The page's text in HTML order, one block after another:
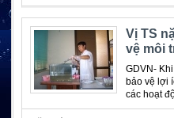
Vị TS
vệ môi
GDVN-
bảo vệ lợi
các hoạt